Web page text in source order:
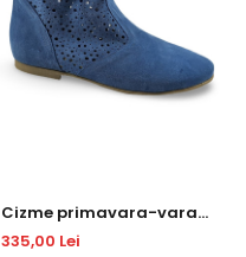
Cizme primavara-vara
din piele DM 2113 bleo velur
335,00 Lei